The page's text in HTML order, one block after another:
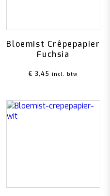
Bloemist Crêpepapier
Fuchsia
€ 3,45 incl. btw